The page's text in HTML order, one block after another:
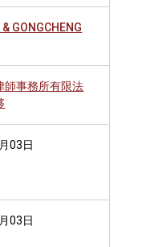
GONGCHENG
師事務所有限法
03日
03日